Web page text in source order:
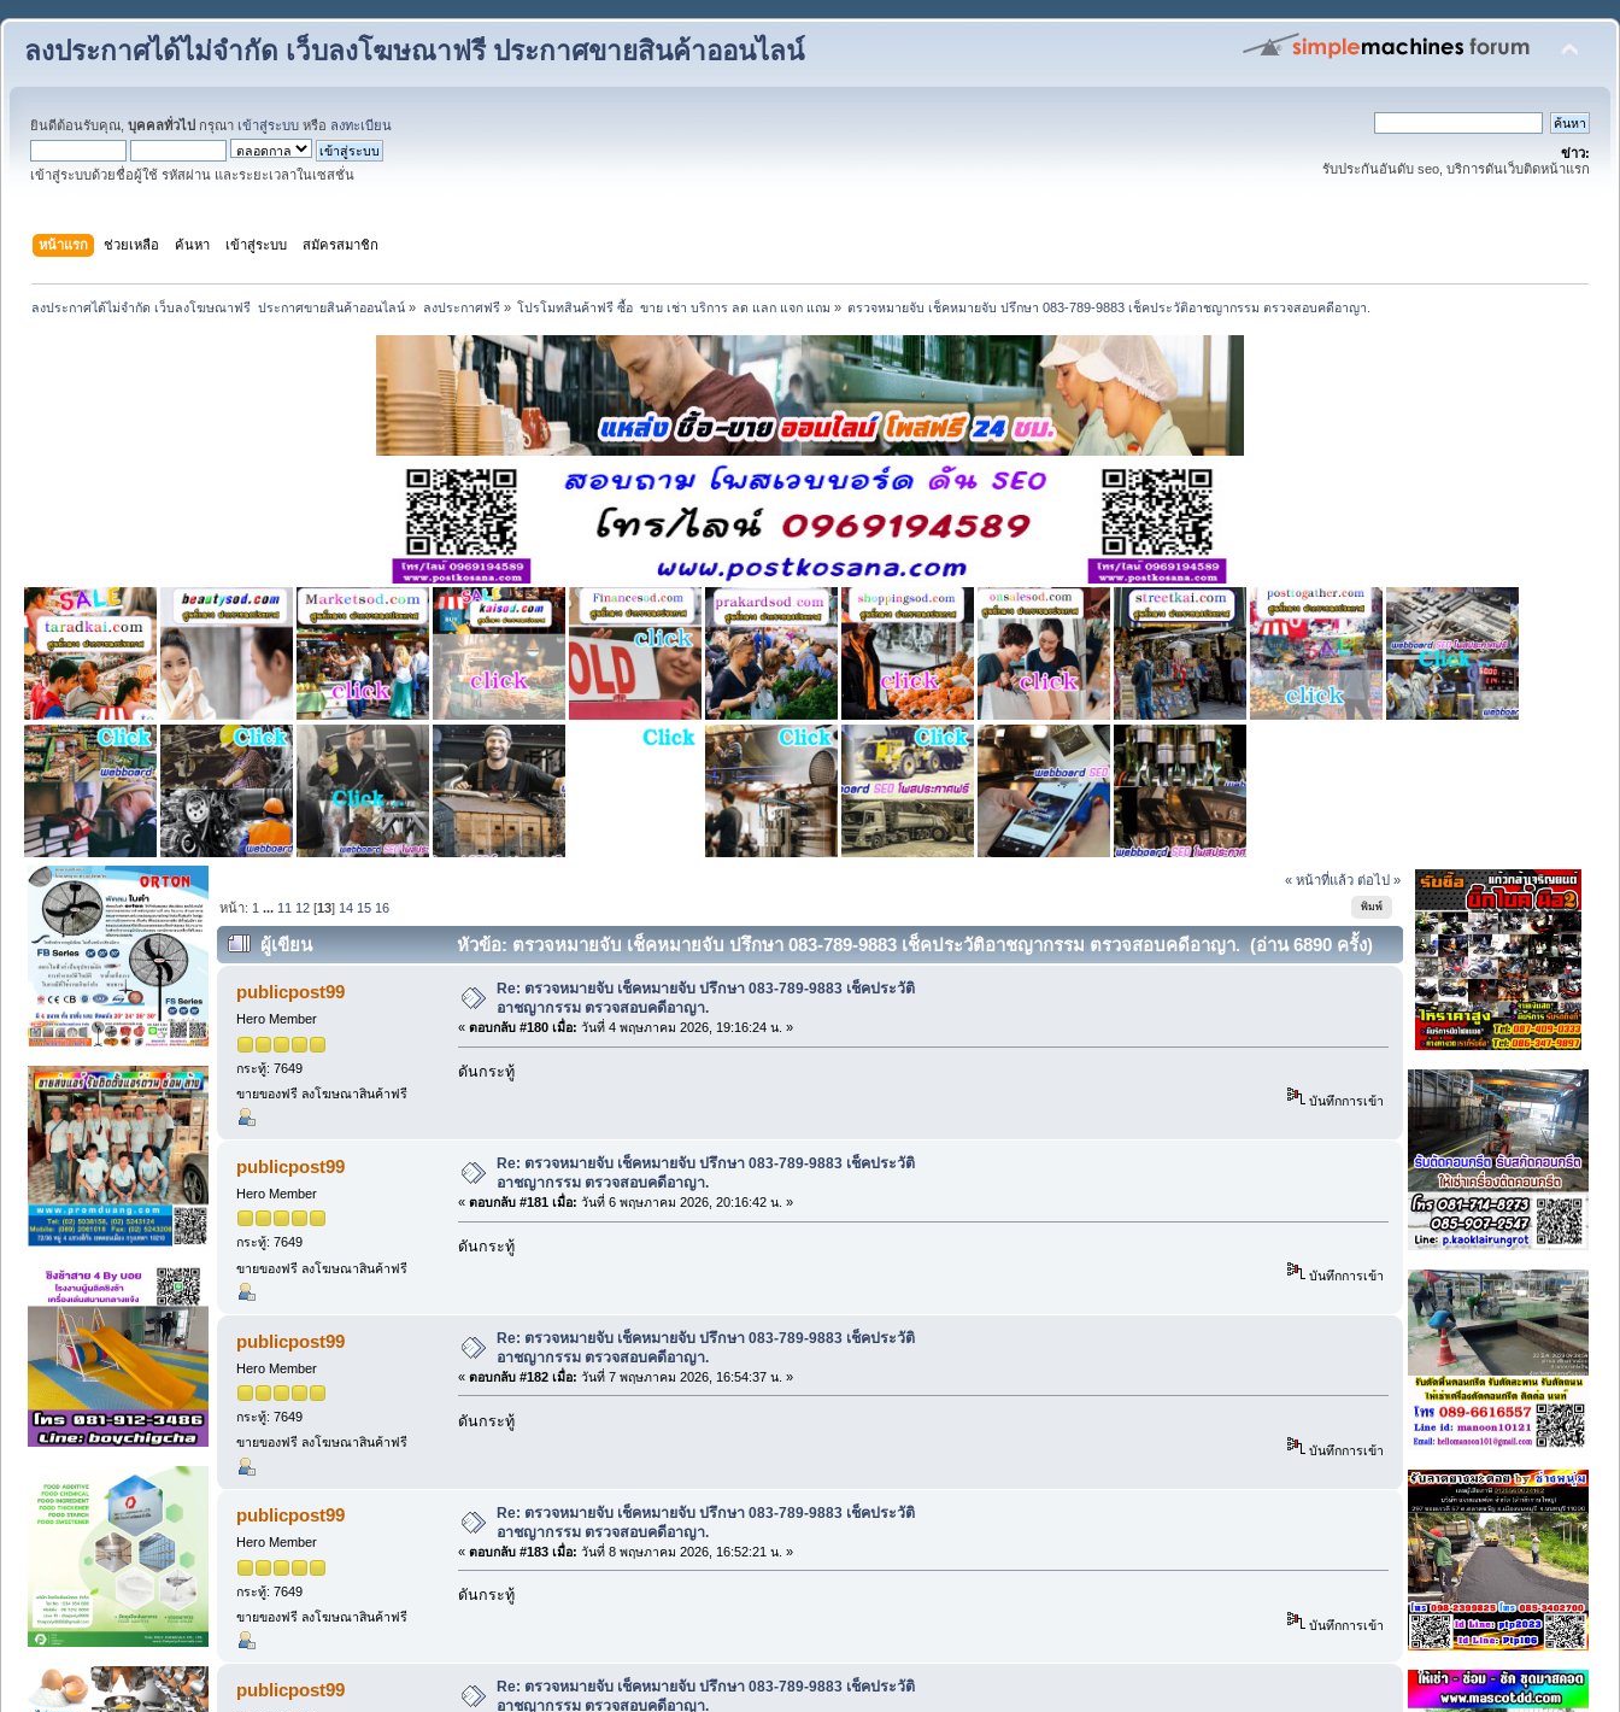
ลงประกาศได้ไม่จำกัด เว็บลงโฆษณาฟรี ประกาศขายสินค้าออนไลน์
ยินดีต้อนรับคุณ, บุคคลทั่วไป กรุณา เข้าสู่ระบบ หรือ ลงทะเบียน
เข้าสู่ระบบด้วยชื่อผู้ใช้ รหัสผ่าน และระยะเวลาในเซสชั่น
ข่าว:
รับประกันอันดับ seo, บริการดันเว็บติดหน้าแรก
หน้าแรก ช่วยเหลือ ค้นหา เข้าสู่ระบบ สมัครสมาชิก
ลงประกาศได้ไม่จำกัด เว็บลงโฆษณาฟรี  ประกาศขายสินค้าออนไลน์ » ลงประกาศฟรี» โปรโมทสินค้าฟรี ซื้อ  ขาย เช่า บริการ ลด แลก แจก แถม » ตรวจหมายจับ เช็คหมายจับ ปรึกษา 083-789-9883 เช็คประวัติอาชญากรรม ตรวจสอบคดีอาญา.
« หน้าที่แล้ว ต่อไป »
พิมพ์
หน้า: 1 ... 11 12 [13] 14 15 16
ผู้เขียน หัวข้อ: ตรวจหมายจับ เช็คหมายจับ ปรึกษา 083-789-9883 เช็คประวัติอาชญากรรม ตรวจสอบคดีอาญา. (อ่าน 6890 ครั้ง)
publicpost99
Hero Member
กระทู้: 7649
ขายของฟรี ลงโฆษณาสินค้าฟรี
Re: ตรวจหมายจับ เช็คหมายจับ ปรึกษา 083-789-9883 เช็คประวัติ
อาชญากรรม ตรวจสอบคดีอาญา.
« ตอบกลับ #180 เมื่อ: วันที่ 4 พฤษภาคม 2026, 19:16:24 น. »
ดันกระทู้
บันทึกการเข้า
publicpost99
Hero Member
กระทู้: 7649
ขายของฟรี ลงโฆษณาสินค้าฟรี
Re: ตรวจหมายจับ เช็คหมายจับ ปรึกษา 083-789-9883 เช็คประวัติ
อาชญากรรม ตรวจสอบคดีอาญา.
« ตอบกลับ #181 เมื่อ: วันที่ 6 พฤษภาคม 2026, 20:16:42 น. »
ดันกระทู้
บันทึกการเข้า
publicpost99
Hero Member
กระทู้: 7649
ขายของฟรี ลงโฆษณาสินค้าฟรี
Re: ตรวจหมายจับ เช็คหมายจับ ปรึกษา 083-789-9883 เช็คประวัติ
อาชญากรรม ตรวจสอบคดีอาญา.
« ตอบกลับ #182 เมื่อ: วันที่ 7 พฤษภาคม 2026, 16:54:37 น. »
ดันกระทู้
บันทึกการเข้า
publicpost99
Hero Member
กระทู้: 7649
ขายของฟรี ลงโฆษณาสินค้าฟรี
Re: ตรวจหมายจับ เช็คหมายจับ ปรึกษา 083-789-9883 เช็คประวัติ
อาชญากรรม ตรวจสอบคดีอาญา.
« ตอบกลับ #183 เมื่อ: วันที่ 8 พฤษภาคม 2026, 16:52:21 น. »
ดันกระทู้
บันทึกการเข้า
publicpost99
Re: ตรวจหมายจับ เช็คหมายจับ ปรึกษา 083-789-9883 เช็คประวัติ
อาชญากรรม ตรวจสอบคดีอาญา.